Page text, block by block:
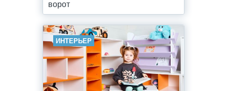
ворот
ИНТЕРЬЕР